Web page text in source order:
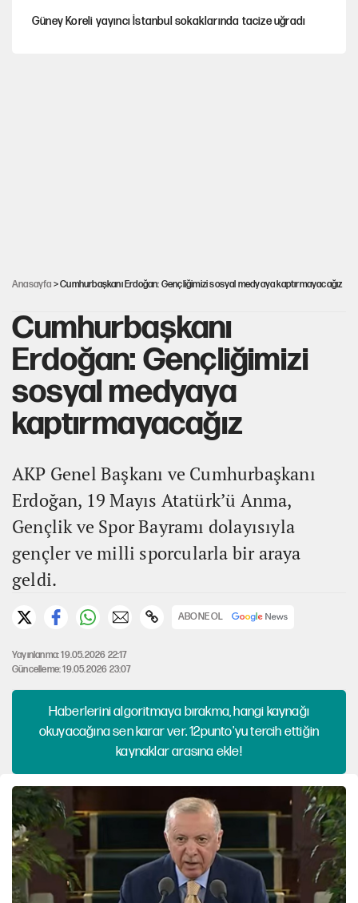
Güney Koreli yayıncı İstanbul sokaklarında tacize uğradı
Anasayfa > Cumhurbaşkanı Erdoğan: Gençliğimizi sosyal medyaya kaptırmayacağız
Cumhurbaşkanı
Erdoğan: Gençliğimizi
sosyal medyaya
kaptırmayacağız
AKP Genel Başkanı ve Cumhurbaşkanı
Erdoğan, 19 Mayıs Atatürk’ü Anma,
Gençlik ve Spor Bayramı dolayısıyla
gençler ve milli sporcularla bir araya
geldi.
ABONE OL
Yayınlanma: 19.05.2026 22:17
Güncelleme: 19.05.2026 23:07
Haberlerini algoritmaya bırakma, hangi kaynağı
okuyacağına sen karar ver. 12punto'yu tercih ettiğin
kaynaklar arasına ekle!